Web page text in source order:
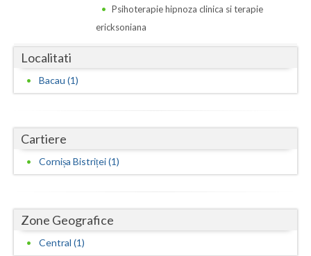
Harghita
Hunedoara
Iasi
Mehedinti
Mures
Psihoterapie hipnoza clinica si terapie
ericksoniana
Localitati
Bacau (1)
Cartiere
Cornișa Bistriței (1)
Zone Geografice
Central (1)